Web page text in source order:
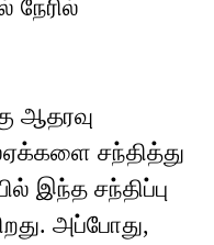
ஆதரவு
சந்தித்து
இந்த சந்திப்பு
அப்போது,